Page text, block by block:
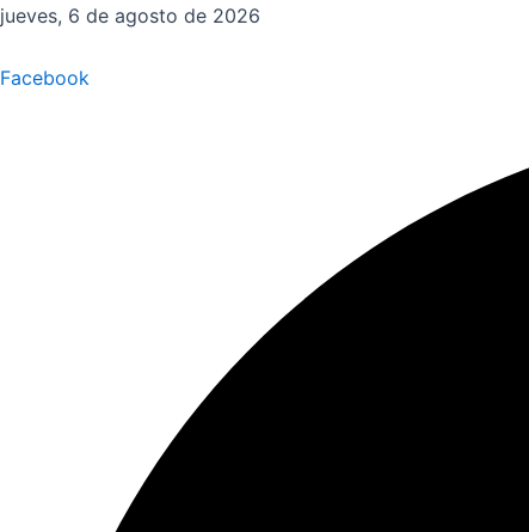
Ir
contenido
jueves, 6 de agosto de 2026
Facebook